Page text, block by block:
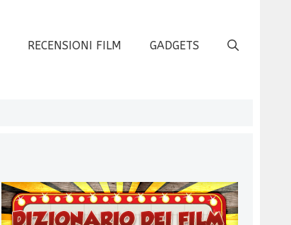
RECENSIONI FILM GADGETS